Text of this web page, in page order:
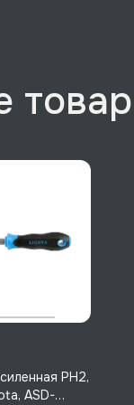
PH2,
ASD-